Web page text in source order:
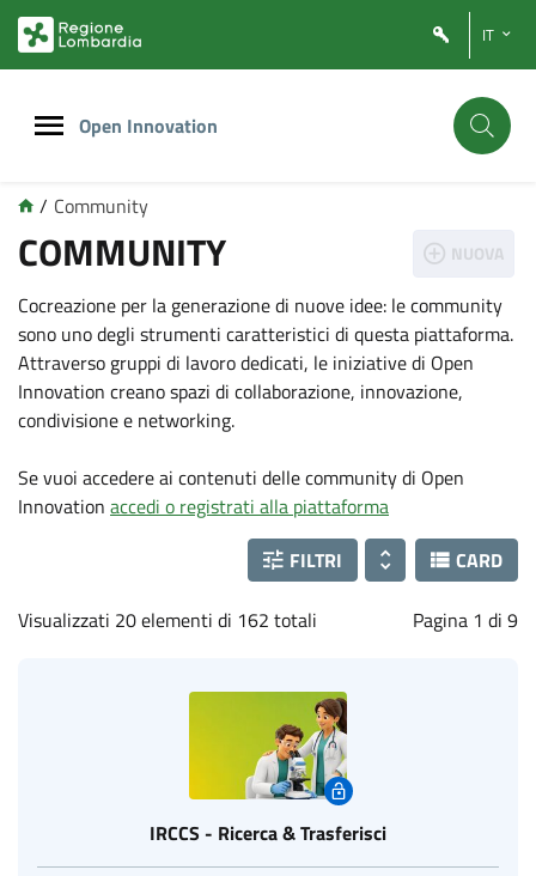
contenuto
footer
IT
Open Innovation
/ Community
COMMUNITY NUOVA
Cocreazione per la generazione di nuove idee: le community
sono uno degli strumenti caratteristici di questa piattaforma.
Attraverso gruppi di lavoro dedicati, le iniziative di Open
Innovation creano spazi di collaborazione, innovazione,
condivisione e networking.
Se vuoi accedere ai contenuti delle community di Open
Innovation accedi o registrati alla piattaforma
FILTRI
CARD
Visualizzati 20 elementi di 162 totali Pagina 1 di 9
IRCCS - Ricerca & Trasferisci